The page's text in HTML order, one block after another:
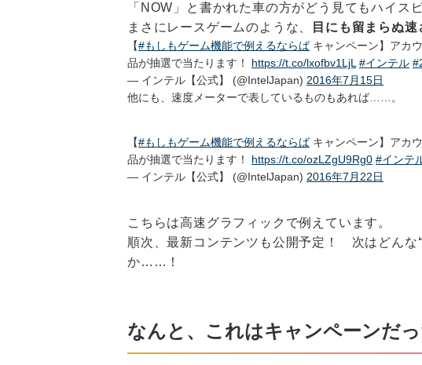
「NOW」と書かれた車の方がどう見てもハイス
まさにレースゲームのような、
目にも留まらぬ速
【#もしもゲーム機能で例えるならばキャンペーン】アカ
品が抽選で当たります！ https://t.co/lxofbv1LjL #インテル
— インテル【公式】 (@IntelJapan) 2016年7月15日
他にも、速度メーターで表しているものもあれば……。
【#もしもゲーム機能で例えるならばキャンペーン】アカ
品が抽選で当たります！ https://t.co/ozLZgU9Rg0 #インテ
— インテル【公式】 (@IntelJapan) 2016年7月22日
こちらは高速グラフィックで例えています。
順次、最新コンテンツも公開予定！ 次はどんな
か……！
なんと、これはキャンペーンだっ